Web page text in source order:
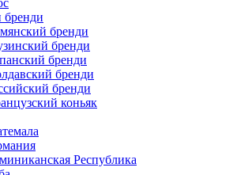
бренди
бренди
бренди
бренди
бренди
бренди
коньяк
Республика